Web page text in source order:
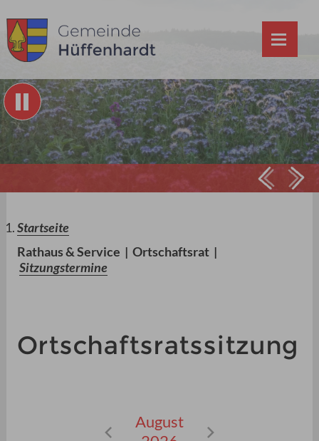
Prev
Startseite
Rathaus & Service | Ortschaftsrat|
Sitzungstermine
Ortschaftsratssitzung